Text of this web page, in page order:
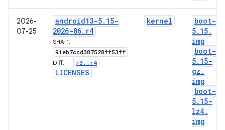
2026-
07-25
android13-5. 15-
2026-06_r4
SHA-1:
91eb7ccd387528ff53ff
Diff: r3 . . r4
LICENSES
kernel
boot-
5. 15.
img
boot-
5. 15-
gz .
img
boot-
5. 15-
lz4.
img